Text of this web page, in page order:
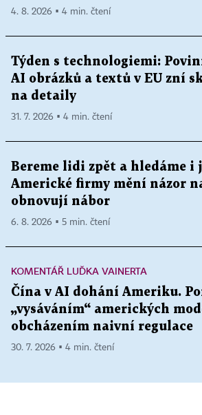
4. 8. 2026 ▪ 4 min. čtení
Týden s technologiemi:
AI obrázků a textů v EU zní
na detaily
31. 7. 2026 ▪ 4 min. čtení
Bereme lidi zpět a hledáme i
Americké firmy mění názor
obnovují nábor
6. 8. 2026 ▪ 5 min. čtení
KOMENTÁŘ LUĎKA VAINERTA
Čína v AI dohání Ameriku.
„vysáváním“ amerických
obcházením naivní regulace
30. 7. 2026 ▪ 4 min. čtení